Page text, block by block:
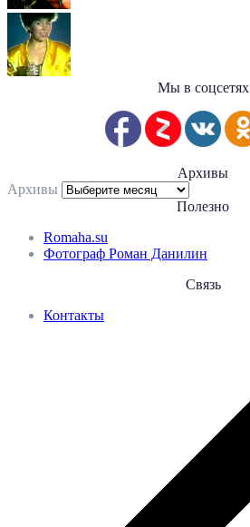
Мы в соцсетях
Архивы
Архивы
Полезно
Romaha.su
Фотограф Роман Данилин
Связь
Контакты